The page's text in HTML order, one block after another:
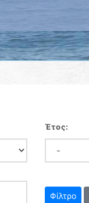
Έτος: